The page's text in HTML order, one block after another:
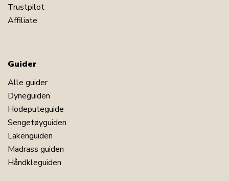
Trustpilot
Affiliate
Guider
Alle guider
Dyneguiden
Hodeputeguide
Sengetøyguiden
Lakenguiden
Madrass guiden
Håndkleguiden